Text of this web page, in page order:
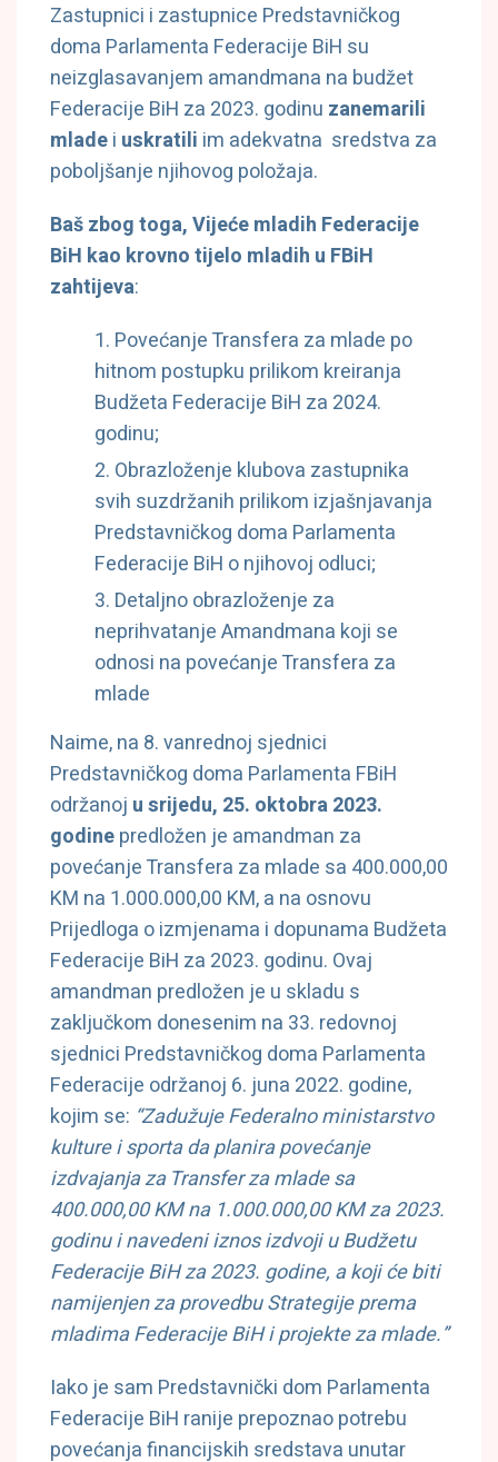
Zastupnici i zastupnice Predstavničkog
doma Parlamenta Federacije BiH su
neizglasavanjem amandmana na budžet
Federacije BiH za 2023. godinu zanemarili
mladei uskratili im adekvatna sredstva za
poboljšanje njihovog položaja.
Baš zbog toga,Vijeće mladih Federacije
BiH kao krovno tijelo mladih u FBiH
zahtijeva:
Povećanje Transfera za mlade po
hitnom postupku prilikom kreiranja
Budžeta Federacije BiH za 2024.
godinu;
Obrazloženje klubova zastupnika
svih suzdržanih prilikom izjašnjavanja
Predstavničkog doma Parlamenta
Federacije BiH o njihovoj odluci;
Detaljno obrazloženje za
neprihvatanje Amandmana koji se
odnosi na povećanje Transfera za
mlade
Naime, na 8. vanrednoj sjednici
Predstavničkog doma Parlamenta FBiH
održanoj u srijedu, 25. oktobra 2023.
godinepredložen je amandman za
povećanje Transfera za mlade sa 400.000,00
KM na 1.000.000,00 KM, a na osnovu
Prijedloga o izmjenama i dopunama Budžeta
Federacije BiH za 2023. godinu. Ovaj
amandman predložen je u skladu s
zaključkom donesenim na 33. redovnoj
sjednici Predstavničkog doma Parlamenta
Federacije održanoj 6. juna 2022. godine,
kojim se: “Zadužuje Federalno ministarstvo
kulture i sporta da planira povećanje
izdvajanja za Transfer za mlade sa
400.000,00 KM na 1.000.000,00 KM za 2023.
godinu i navedeni iznos izdvoji u Budžetu
Federacije BiH za 2023. godine, a koji će biti
namijenjen za provedbu Strategije prema
mladima Federacije BiH i projekte za mlade.”
Iako je sam Predstavnički dom Parlamenta
Federacije BiH ranije prepoznao potrebu
povećanja financijskih sredstava unutar